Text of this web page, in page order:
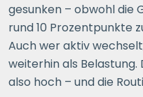
gesunken – obwohl die
rund 10 Prozentpunkte
Auch wer aktiv
weiterhin als
also hoch – und die